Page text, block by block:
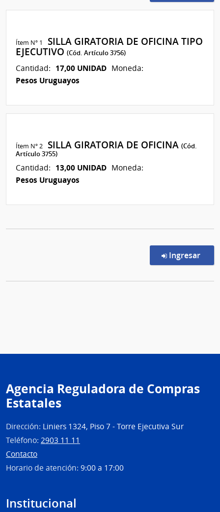
Ítem Nº 1
SILLA GIRATORIA DE OFICINA TIPO
EJECUTIVO(Cód. Artículo 3756)
Cantidad: 17,00 UNIDAD Moneda:
Pesos Uruguayos
Ítem Nº 2 SILLA GIRATORIA DE OFICINA(Cód.
Artículo 3755)
Cantidad: 13,00 UNIDAD Moneda:
Pesos Uruguayos
Ingresar
Agencia Reguladora de Compras
Estatales
Dirección: Liniers 1324, Piso 7 - Torre Ejecutiva Sur
Teléfono: 2903 11 11
Contacto
Horario de atención: 9:00 a 17:00
Institucional